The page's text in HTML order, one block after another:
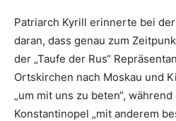
Patriarch Kyrill erinnerte bei
daran, dass genau zum
der „Taufe der Rus“
Ortskirchen nach Moskau und
„um mit uns zu beten“,
Konstantinopel „mit anderem